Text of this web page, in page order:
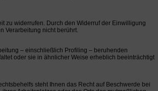
zu widerrufen. Durch den Widerruf der Einwilligung
Verarbeitung nicht berührt.
– einschließlich Profiling – beruhenden
oder sie in ähnlicher Weise erheblich beeinträchtigt
steht Ihnen das Recht auf Beschwerde bei